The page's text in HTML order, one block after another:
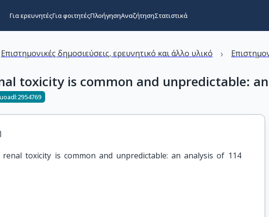
Για ερευνητέςΓια φοιτητέςΠλοήγησηΑναζήτησηΣτατιστικά
Επιστημονικές δημοσιεύσεις, ερευνητικό και άλλο υλικό ›
toxicity is common and unpredictable:
uoadl:2954769
renal toxicity is common and unpredictable: an analysis of 114